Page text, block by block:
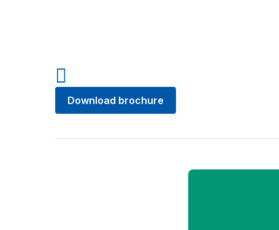
Download brochure